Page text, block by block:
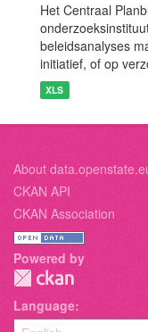
Het Centraal
beleidsanalyses
initiatief, of op
XLS
About
CKAN API
CKAN Association
Powered by
Language